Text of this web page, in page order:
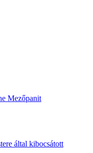
Mezőpanit
által kibocsátott